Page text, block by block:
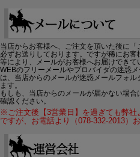
当店からお客様へ、ご注文を頂いた後に
必ずお送りしております。ですが稀にお
等により、メールがお客様へお届けできて
WEBのフリーメールやプロバイダの迷惑
は、当店からのメールが迷惑メールフォ
ます。
もしも、当店からのメールが届かない場
確認ください。
※ご注文後【3営業日】を過ぎても弊
ですが、お電話より（078-332-2013）